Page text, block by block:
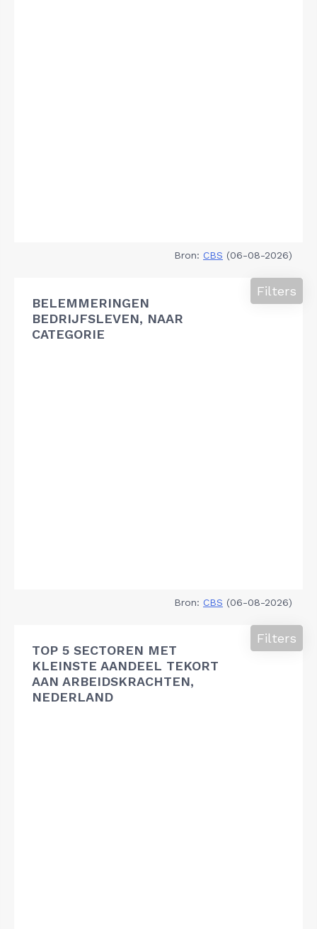
Bron: CBS (06-08-2026)
BELEMMERINGEN
BEDRIJFSLEVEN, NAAR
CATEGORIE
Filters
Bron: CBS (06-08-2026)
TOP 5 SECTOREN MET
KLEINSTE AANDEEL TEKORT
AAN ARBEIDSKRACHTEN,
NEDERLAND
Filters